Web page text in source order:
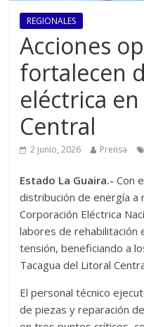
REGIONALES
Acciones
fortalecen
eléctrica
Central
2 junio, 2026 Prensa
Estado La Guaira.- Con
distribución de energía a
Corporación Eléctrica
labores de rehabilitación
tensión, beneficiando a
Tacagua del Litoral
El personal técnico
de piezas y reparación